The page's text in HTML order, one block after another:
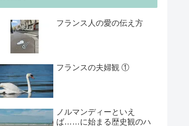
フランス人の愛の伝え方
フランスの夫婦観 ①
ノルマンディーといえ
ば……に始まる歴史観のハ